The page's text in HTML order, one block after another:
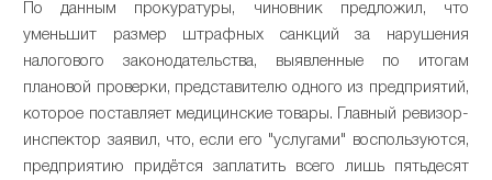
По данным прокуратуры, чиновник предложил, что
уменьшит размер штрафных санкций за нарушения
налогового законодательства, выявленные по итогам
плановой проверки, представителю одного из предприятий,
которое поставляет медицинские товары. Главный ревизор-
инспектор заявил, что, если его "услугами" воспользуются,
предприятию придётся заплатить всего лишь пятьдесят